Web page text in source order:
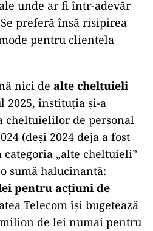
unde ar fi într-adevăr
preferă însă risipirea
pentru clientela
nici de alte cheltuieli
2025, instituția și-a
cheltuielilor de personal
(deși 2024 deja a fost
„alte cheltuieli”
sumă halucinantă:
pentru acțiuni de
Telecom își bugetează
de lei numai pentru